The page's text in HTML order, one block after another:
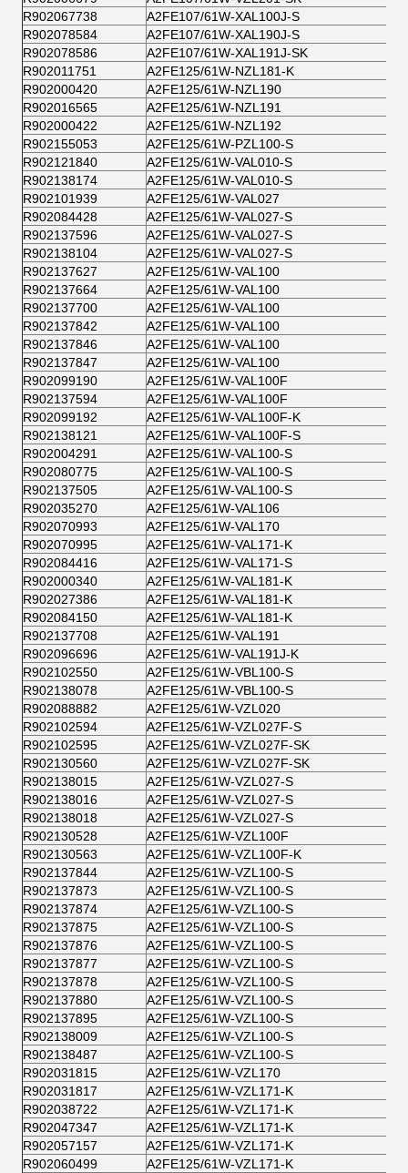
R902067738
A2FE107/61W-XAL100J-S
R902078584
A2FE107/61W-XAL190J-S
R902078586
A2FE107/61W-XAL191J-SK
R902011751
A2FE125/61W-NZL181-K
R902000420
A2FE125/61W-NZL190
R902016565
A2FE125/61W-NZL191
R902000422
A2FE125/61W-NZL192
R902155053
A2FE125/61W-PZL100-S
R902121840
A2FE125/61W-VAL010-S
R902138174
A2FE125/61W-VAL010-S
R902101939
A2FE125/61W-VAL027
R902084428
A2FE125/61W-VAL027-S
R902137596
A2FE125/61W-VAL027-S
R902138104
A2FE125/61W-VAL027-S
R902137627
A2FE125/61W-VAL100
R902137664
A2FE125/61W-VAL100
R902137700
A2FE125/61W-VAL100
R902137842
A2FE125/61W-VAL100
R902137846
A2FE125/61W-VAL100
R902137847
A2FE125/61W-VAL100
R902099190
A2FE125/61W-VAL100F
R902137594
A2FE125/61W-VAL100F
R902099192
A2FE125/61W-VAL100F-K
R902138121
A2FE125/61W-VAL100F-S
R902004291
A2FE125/61W-VAL100-S
R902080775
A2FE125/61W-VAL100-S
R902137505
A2FE125/61W-VAL100-S
R902035270
A2FE125/61W-VAL106
R902070993
A2FE125/61W-VAL170
R902070995
A2FE125/61W-VAL171-K
R902084416
A2FE125/61W-VAL171-S
R902000340
A2FE125/61W-VAL181-K
R902027386
A2FE125/61W-VAL181-K
R902084150
A2FE125/61W-VAL181-K
R902137708
A2FE125/61W-VAL191
R902096696
A2FE125/61W-VAL191J-K
R902102550
A2FE125/61W-VBL100-S
R902138078
A2FE125/61W-VBL100-S
R902088882
A2FE125/61W-VZL020
R902102594
A2FE125/61W-VZL027F-S
R902102595
A2FE125/61W-VZL027F-SK
R902130560
A2FE125/61W-VZL027F-SK
R902138015
A2FE125/61W-VZL027-S
R902138016
A2FE125/61W-VZL027-S
R902138018
A2FE125/61W-VZL027-S
R902130528
A2FE125/61W-VZL100F
R902130563
A2FE125/61W-VZL100F-K
R902137844
A2FE125/61W-VZL100-S
R902137873
A2FE125/61W-VZL100-S
R902137874
A2FE125/61W-VZL100-S
R902137875
A2FE125/61W-VZL100-S
R902137876
A2FE125/61W-VZL100-S
R902137877
A2FE125/61W-VZL100-S
R902137878
A2FE125/61W-VZL100-S
R902137880
A2FE125/61W-VZL100-S
R902137895
A2FE125/61W-VZL100-S
R902138009
A2FE125/61W-VZL100-S
R902138487
A2FE125/61W-VZL100-S
R902031815
A2FE125/61W-VZL170
R902031817
A2FE125/61W-VZL171-K
R902038722
A2FE125/61W-VZL171-K
R902047347
A2FE125/61W-VZL171-K
R902057157
A2FE125/61W-VZL171-K
R902060499
A2FE125/61W-VZL171-K